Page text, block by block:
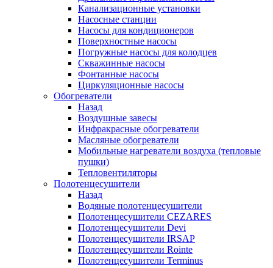
Канализационные установки
Насосные станции
Насосы для кондиционеров
Поверхностные насосы
Погружные насосы для колодцев
Скважинные насосы
Фонтанные насосы
Циркуляционные насосы
Обогреватели
Назад
Воздушные завесы
Инфракрасные обогреватели
Масляные обогреватели
Мобильные нагреватели воздуха (тепловые
пушки)
Тепловентиляторы
Полотенцесушители
Назад
Водяные полотенцесушители
Полотенцесушители CEZARES
Полотенцесушители Devi
Полотенцесушители IRSAP
Полотенцесушители Rointe
Полотенцесушители Terminus